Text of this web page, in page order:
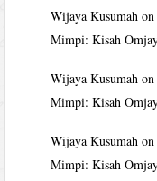
Wijaya Kusumah
Mimpi: Kisah
Wijaya Kusumah
Mimpi: Kisah
Wijaya Kusumah
Mimpi: Kisah